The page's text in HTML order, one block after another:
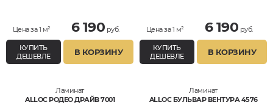
Цена за 1 м² 6 190 руб.
КУПИТЬ
ДЕШЕВЛЕ
В КОРЗИНУ
Цена за 1 м² 6 190 руб.
КУПИТЬ
ДЕШЕВЛЕ
В КОРЗИНУ
Ламинат
ALLOC РОДЕО ДРАЙВ 7001
Ламинат
ALLOC БУЛЬВАР ВЕНТУРА 4576